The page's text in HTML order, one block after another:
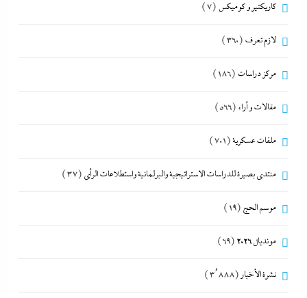
كاريكتير و كوميكس (7)
لازم تعرف (360)
مركز دراسات (186)
مقالات و أراء (566)
ملفات عسكرية(701)
منتدى بصيرة للدراسات الاستراتيجية والبرلمانية واستطلاعات الرأى (37)
موسم الحج (19)
مونديال 2026 (69)
نشرة الأخبار (3٬888)